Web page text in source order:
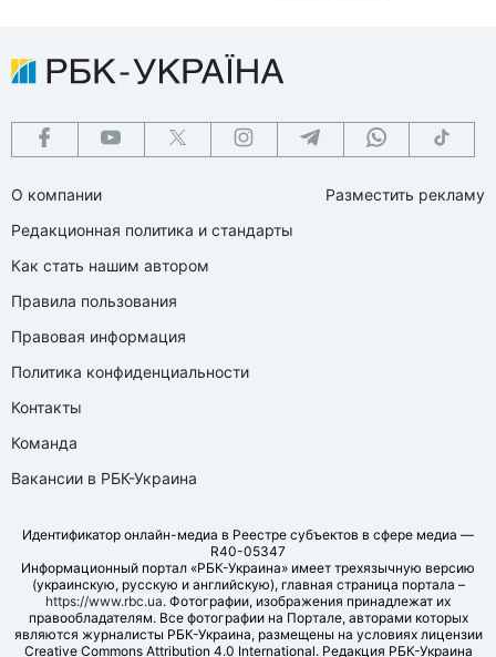
О компании
Редакционная политика и стандарты
Как стать нашим автором
Правила пользования
Правовая информация
Политика конфиденциальности
Контакты
Команда
Вакансии в РБК-Украина
Разместить рекламу
Идентификатор онлайн-медиа в Реестре субъектов в сфере медиа —
R40-05347
Информационный портал «РБК-Украина» имеет трехязычную версию
(украинскую, русскую и английскую), главная страница портала –
https://www.rbc.ua. Фотографии, изображения принадлежат их
правообладателям. Все фотографии на Портале, авторами которых
являются журналисты РБК-Украина, размещены на условиях лицензии
Creative Commons Attribution 4.0 International. Редакция РБК-Украина